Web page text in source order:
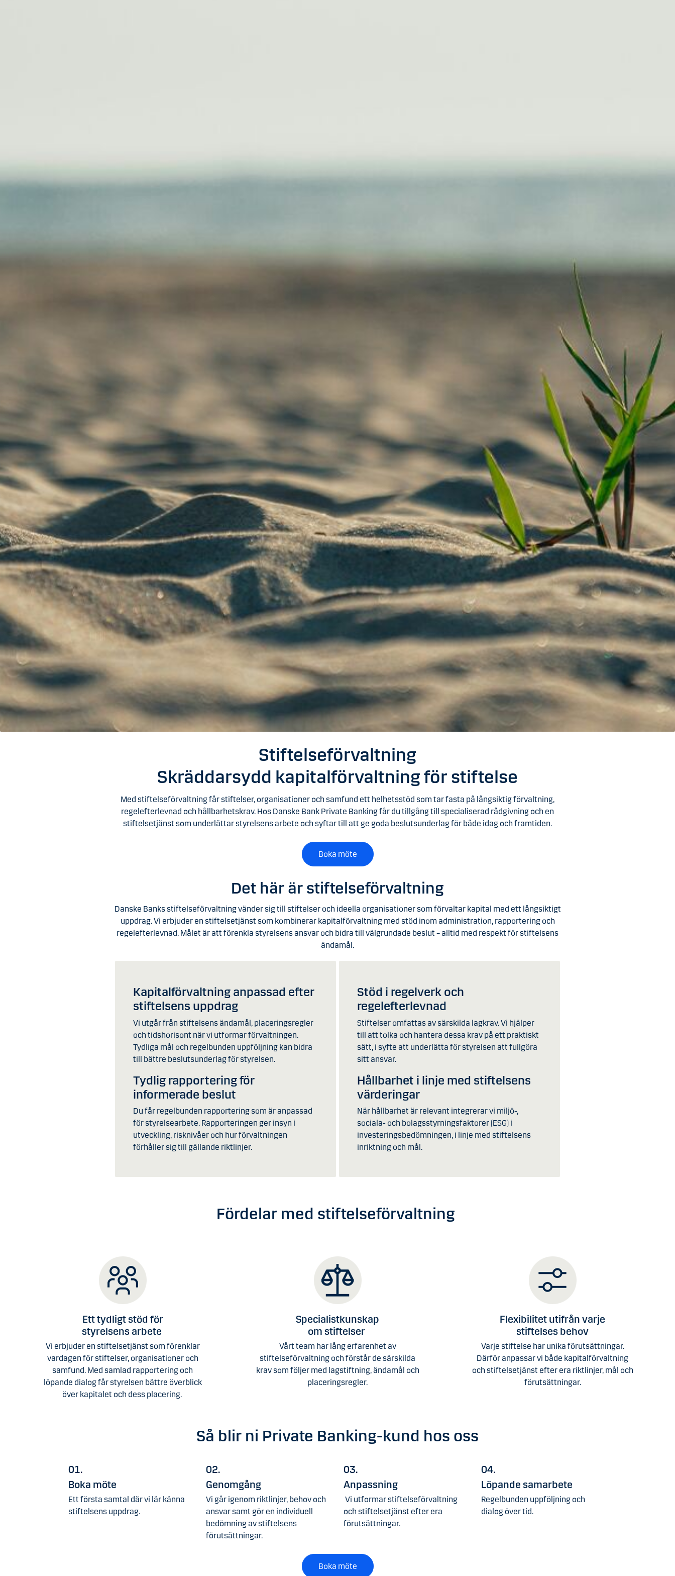
Stiftelseförvaltning
Skräddarsydd kapitalförvaltning för stiftelse
Med stiftelseförvaltning får stiftelser, organisationer och samfund ett helhetsstöd som tar fasta på långsiktig förvaltning,
regelefterlevnad och hållbarhetskrav. Hos Danske Bank Private Banking får du tillgång till specialiserad rådgivning och en
stiftelsetjänst som underlättar styrelsens arbete och syftar till att ge goda beslutsunderlag för både idag och framtiden.
Boka möte
Det här är stiftelseförvaltning
Danske Banks stiftelseförvaltning vänder sig till stiftelser och ideella organisationer som förvaltar kapital med ett långsiktigt
uppdrag. Vi erbjuder en stiftelsetjänst som kombinerar kapitalförvaltning med stöd inom administration, rapportering och
regelefterlevnad. Målet är att förenkla styrelsens ansvar och bidra till välgrundade beslut – alltid med respekt för stiftelsens
ändamål.
Kapitalförvaltning anpassad efter
stiftelsens uppdrag
Vi utgår från stiftelsens ändamål, placeringsregler
och tidshorisont när vi utformar förvaltningen.
Tydliga mål och regelbunden uppföljning kan bidra
till bättre beslutsunderlag för styrelsen.
Tydlig rapportering för
informerade beslut
Du får regelbunden rapportering som är anpassad
för styrelsearbete. Rapporteringen ger insyn i
utveckling, risknivåer och hur förvaltningen
förhåller sig till gällande riktlinjer.
Stöd i regelverk och
regelefterlevnad
Stiftelser omfattas av särskilda lagkrav. Vi hjälper
till att tolka och hantera dessa krav på ett praktiskt
sätt, i syfte att underlätta för styrelsen att fullgöra
sitt ansvar.
Hållbarhet i linje med stiftelsens
värderingar
När hållbarhet är relevant integrerar vi miljö-,
sociala- och bolagsstyrningsfaktorer (ESG) i
investeringsbedömningen, i linje med stiftelsens
inriktning och mål.
Fördelar med stiftelseförvaltning
Ett tydligt stöd för
styrelsens arbete
Vi erbjuder en stiftelsetjänst som förenklar
vardagen för stiftelser, organisationer och
samfund. Med samlad rapportering och
löpande dialog får styrelsen bättre överblick
över kapitalet och dess placering.
Specialistkunskap
om stiftelser
Vårt team har lång erfarenhet av
stiftelseförvaltning och förstår de särskilda
krav som följer med lagstiftning, ändamål och
placeringsregler.
Flexibilitet utifrån varje
stiftelses behov
Varje stiftelse har unika förutsättningar.
Därför anpassar vi både kapitalförvaltning
och stiftelsetjänst efter era riktlinjer, mål och
förutsättningar.
Så blir ni Private Banking-kund hos oss
01.
Boka möte
Ett första samtal där vi lär känna
stiftelsens uppdrag.
02.
Genomgång
Vi går igenom riktlinjer, behov och
ansvar samt gör en individuell
bedömning av stiftelsens
förutsättningar.
03.
Anpassning
Vi utformar stiftelseförvaltning
och stiftelsetjänst efter era
förutsättningar.
04.
Löpande samarbete
Regelbunden uppföljning och
dialog över tid.
Boka möte